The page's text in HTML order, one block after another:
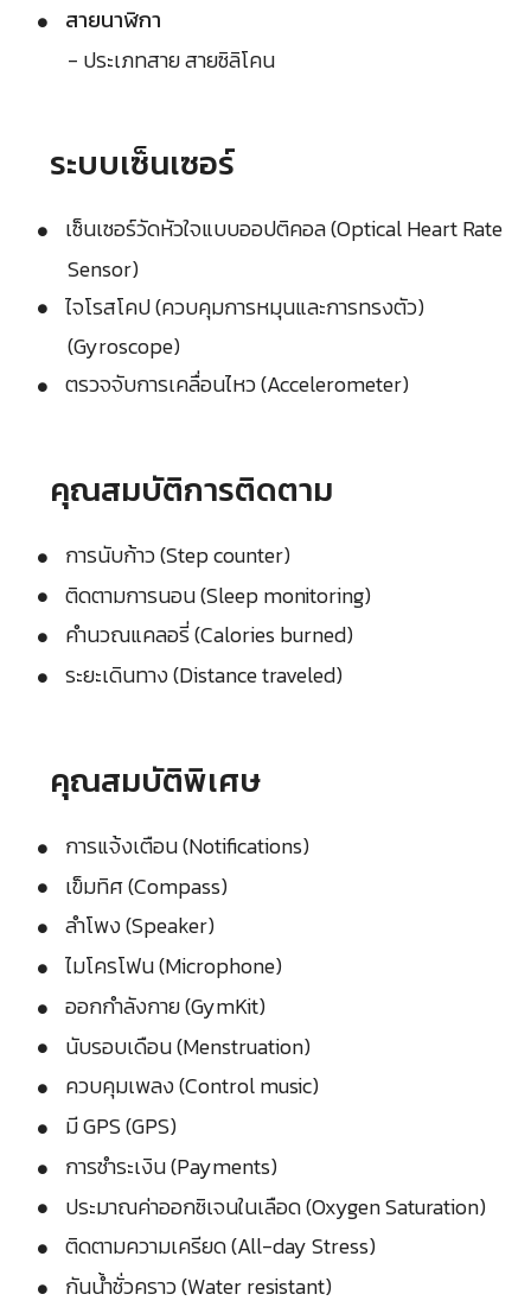
สายนาฬิกา
- ประเภทสาย สายซิลิโคน
ระบบเซ็นเซอร์
เซ็นเซอร์วัดหัวใจแบบออปติคอล (Optical Heart Rate
Sensor)
ไจโรสโคป (ควบคุมการหมุนและการทรงตัว)
(Gyroscope)
ตรวจจับการเคลื่อนไหว (Accelerometer)
คุณสมบัติการติดตาม
การนับก้าว (Step counter)
ติดตามการนอน (Sleep monitoring)
คำนวณแคลอรี่ (Calories burned)
ระยะเดินทาง (Distance traveled)
คุณสมบัติพิเศษ
การแจ้งเตือน (Notifications)
เข็มทิศ (Compass)
ลำโพง (Speaker)
ไมโครโฟน (Microphone)
ออกกำลังกาย (GymKit)
นับรอบเดือน (Menstruation)
ควบคุมเพลง (Control music)
มี GPS (GPS)
การชำระเงิน (Payments)
ประมาณค่าออกซิเจนในเลือด (Oxygen Saturation)
ติดตามความเครียด (All-day Stress)
กันน้ำชั่วคราว (Water resistant)